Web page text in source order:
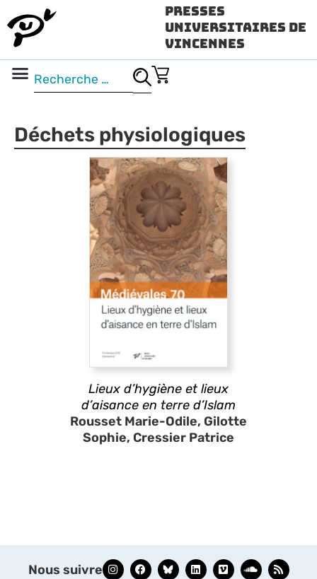
Presses
Universitaires de
Vincennes
Déchets physiologiques
Lieux d’hygiène et lieux
d’aisance en terre d’Islam
Rousset Marie-Odile, Gilotte
Sophie, Cressier Patrice
Nous suivre